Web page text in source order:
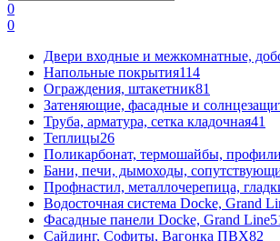
0
0
Двери входные и межкомнатные,
Напольные покрытия114
Ограждения, штакетник81
Затеняющие, фасадные и
Труба, арматура, сетка кладочная41
Теплицы26
Поликарбонат, термошайбы,
Бани, печи, дымоходы,
Профнастил, металлочерепица,
Водосточная система Docke, Grand
Фасадные панели Docke, Grand Line
Сайдинг, Софиты, Вагонка ПВХ82